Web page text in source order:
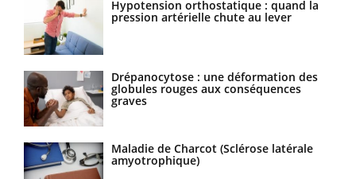
Hypotension orthostatique : quand la
pression artérielle chute au lever
Drépanocytose : une déformation des
globules rouges aux conséquences
graves
Maladie de Charcot (Sclérose latérale
amyotrophique)